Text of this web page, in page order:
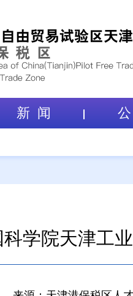
新 闻
科学院天津工